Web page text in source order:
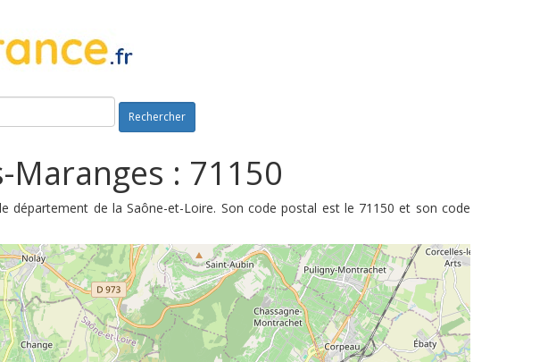
Rechercher
Maranges : 71150
département de la Saône-et-Loire. Son code postal est le 71150 et son code